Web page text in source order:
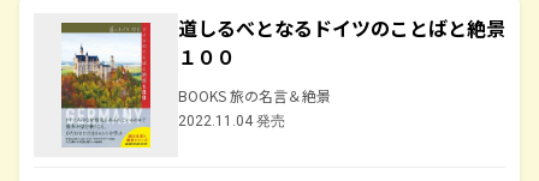
道しるべとなるドイツのことばと絶景
１００
BOOKS 旅の名言＆絶景
2022.11.04 発売